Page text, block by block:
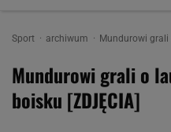
Sport archiwum Mundurowi grali
Mundurowi grali o
boisku [ZDJĘCIA]